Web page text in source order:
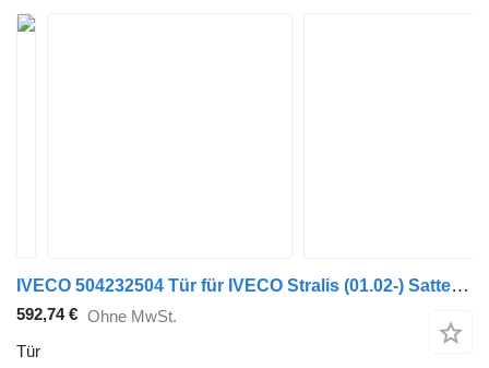
IVECO 504232504 Tür für IVECO Stralis (01.02-) Sattelzugmaschine
592,74 € Ohne MwSt.
Tür